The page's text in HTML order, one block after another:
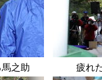
之助 疲れ